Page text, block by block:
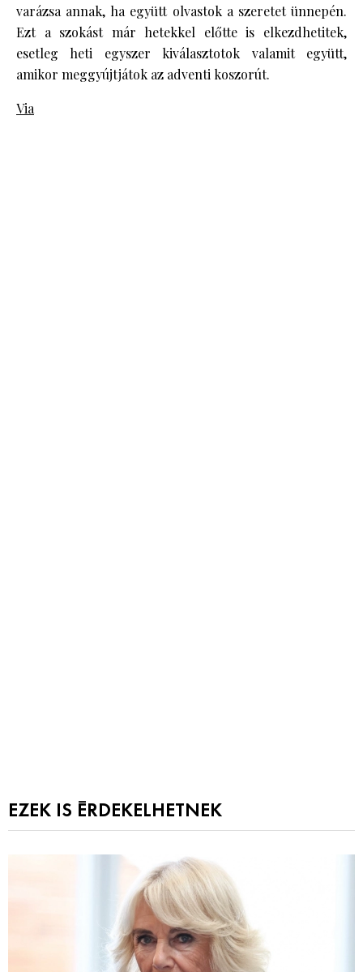
varázsa annak, ha együtt olvastok a szeretet ünnepén.
Ezt a szokást már hetekkel előtte is elkezdhetitek,
esetleg heti egyszer kiválasztotok valamit együtt,
amikor meggyújtjátok az adventi koszorút.
Via
EZEK IS ÉRDEKELHETNEK